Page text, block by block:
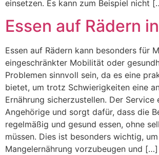
einsetzen. Es kann zum Beispiel nicht
Essen auf Rädern
Essen auf Rädern kann besonders für
eingeschränkter Mobilität oder
Problemen sinnvoll sein, da es eine
bietet, um trotz Schwierigkeiten eine
Ernährung sicherzustellen. Der Service
Angehörige und sorgt dafür, dass die
regelmäßig und gesund essen, ohne
müssen. Dies ist besonders wichtig, um
Mangelernährung vorzubeugen und […]